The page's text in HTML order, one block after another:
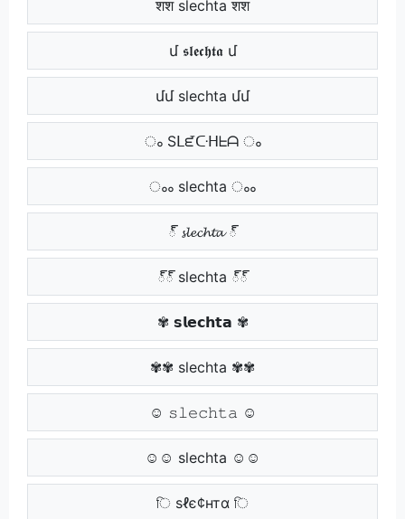
शश slechta शश
մ 𝖘𝖑𝖊𝖈𝖍𝖙𝖆 մ
մմ slechta մմ
ം Sᒪᘿᑢᕼᖶᗩ ം
ംം slechta ംം
్ 𝓼𝓵𝓮𝓬𝓱𝓽𝓪 ్
్్ slechta ్్
✾ 𝘀𝗹𝗲𝗰𝗵𝘁𝗮 ✾
✾✾ slechta ✾✾
☺ 𝚜𝚕𝚎𝚌𝚑𝚝𝚊 ☺
☺☺ slechta ☺☺
ি ѕℓє¢нтα ি